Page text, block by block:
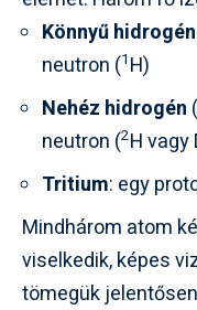
Könnyű hidrogén
neutron (1 H)
Nehéz hidrogén
neutron (2H vagy
Tritium: egy
Mindhárom atom
viselkedik, képes
tömegük